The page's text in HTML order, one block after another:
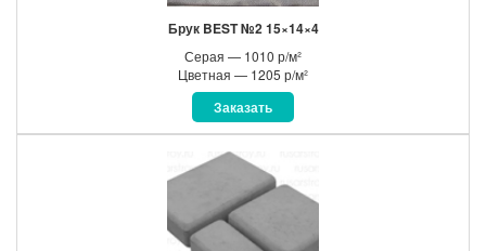
Брук BEST №2 15×14×4
Серая — 1010 р/м²
Цветная — 1205 р/м²
Заказать